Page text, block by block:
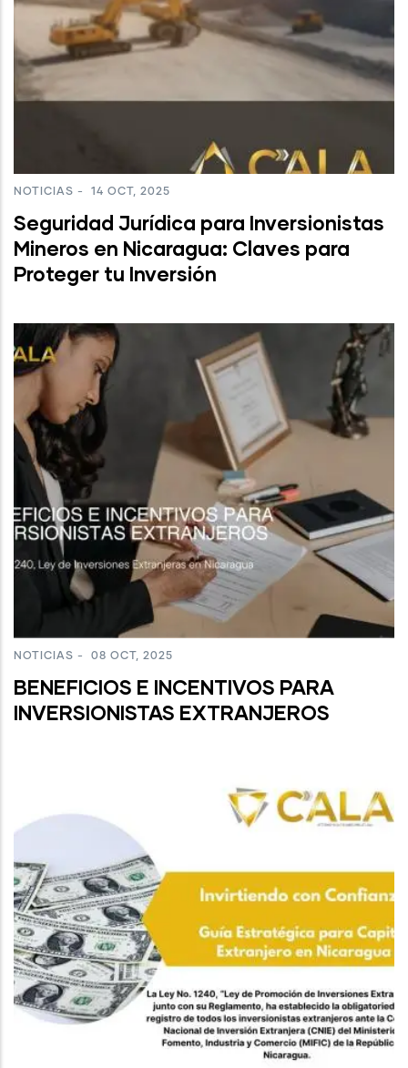
NOTICIAS - 14 OCT, 2025
Seguridad Jurídica para Inversionistas
Mineros en Nicaragua: Claves para
Proteger tu Inversión
NOTICIAS - 08 OCT, 2025
BENEFICIOS E INCENTIVOS PARA
INVERSIONISTAS EXTRANJEROS